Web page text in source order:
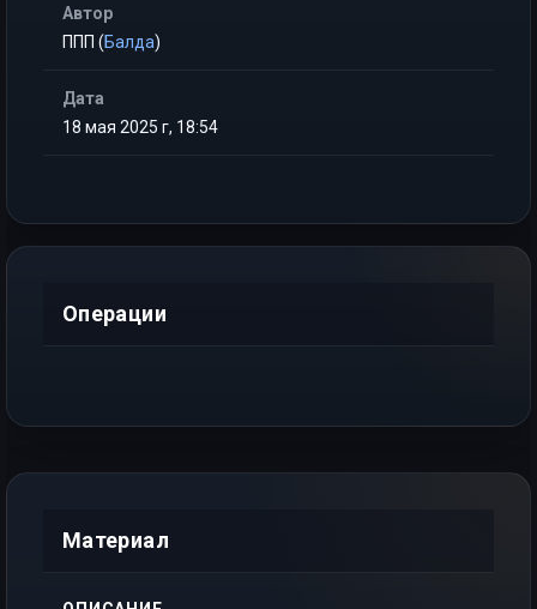
Автор
ППП (Балда)
Дата
18 мая 2025 г, 18:54
Операции
Материал